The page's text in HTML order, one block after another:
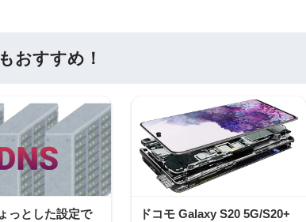
おすすめ！
っとした設定で ドコモ Galaxy S20 5G/S20+